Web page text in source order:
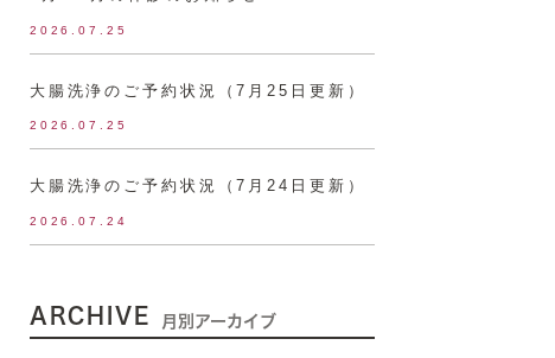
2026.07.25
大腸洗浄のご予約状況（7月25日更新）
2026.07.25
大腸洗浄のご予約状況（7月24日更新）
2026.07.24
ARCHIVE 月別アーカイブ